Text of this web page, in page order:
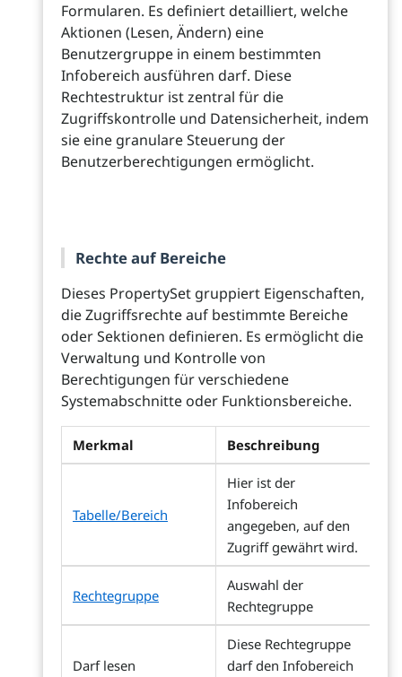
Formularen. Es definiert detailliert, welche
Aktionen (Lesen, Ändern) eine
Benutzergruppe in einem bestimmten
Infobereich ausführen darf. Diese
Rechtestruktur ist zentral für die
Zugriffskontrolle und Datensicherheit, indem
sie eine granulare Steuerung der
Benutzerberechtigungen ermöglicht.
Rechte auf Bereiche
Dieses PropertySet gruppiert Eigenschaften,
die Zugriffsrechte auf bestimmte Bereiche
oder Sektionen definieren. Es ermöglicht die
Verwaltung und Kontrolle von
Berechtigungen für verschiedene
Systemabschnitte oder Funktionsbereiche.
Merkmal Beschreibung
Tabelle/Bereich
Hier ist der
Infobereich
angegeben, auf den
Zugriff gewährt wird.
Rechtegruppe
Auswahl der
Rechtegruppe
Darf lesen
Diese Rechtegruppe
darf den Infobereich